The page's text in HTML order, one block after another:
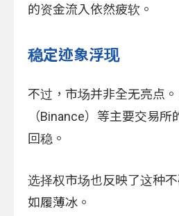
的资金流入依然疲软。
稳定迹象浮现
不过，市场并非全无亮点
（Binance）等主要交易
回稳。
选择权市场也反映了这种
如履薄冰。